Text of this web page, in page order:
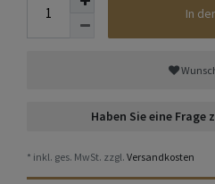
In
Haben Sie eine Frage
* inkl. ges. MwSt. zzgl. Versandkosten